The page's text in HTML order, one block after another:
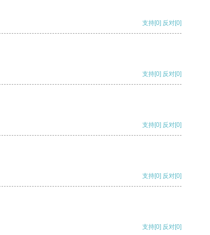
支持[0] 反对[0]
支持[0] 反对[0]
支持[0] 反对[0]
支持[0] 反对[0]
支持[0] 反对[0]